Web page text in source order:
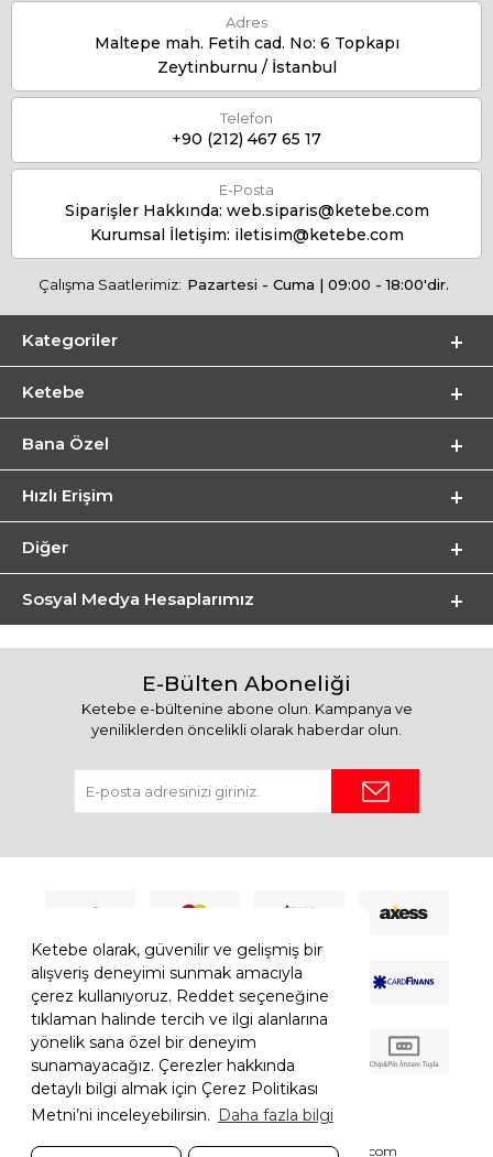
Ketebe olarak, güvenilir ve gelişmiş bir
alışveriş deneyimi sunmak amacıyla
çerez kullanıyoruz. Reddet seçeneğine
tıklaman halinde tercih ve ilgi alanlarına
yönelik sana özel bir deneyim
sunamayacağız. Çerezler hakkında
detaylı bilgi almak için Çerez Politikası
Metni’ni inceleyebilirsin. Daha fazla bilgi
Adres
Maltepe mah. Fetih cad. No: 6 Topkapı
Zeytinburnu / İstanbul
Telefon
+90 (212) 467 65 17
E-Posta
Siparişler Hakkında: web.siparis@ketebe.com
Kurumsal İletişim: iletisim@ketebe.com
Çalışma Saatlerimiz: Pazartesi - Cuma | 09:00 - 18:00'dir.
Kategoriler
Ketebe
Bana Özel
Hızlı Erişim
Diğer
Sosyal Medya Hesaplarımız
E-Bülten Aboneliği
Ketebe e-bültenine abone olun. Kampanya ve
yeniliklerden öncelikli olarak haberdar olun.
© 2026 Ketebe Tüm Hakkı Saklıdır. Ketebe.com